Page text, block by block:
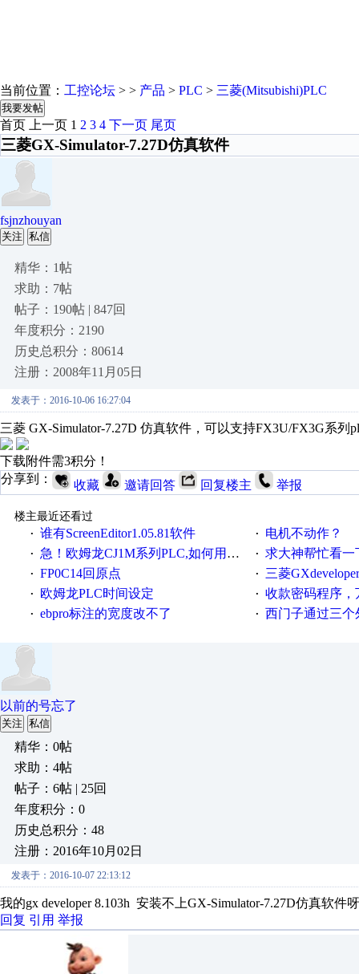
当前位置： 工控论坛 > > 产品 > PLC > 三菱(Mitsubishi)PLC
我要发帖
首页 上一页 1 2 3 4 下一页 尾页
三菱GX-Simulator-7.27D仿真软件
fsjnzhouyan
关注 私信
精华：1帖
求助：7帖
帖子：190帖 | 847回
年度积分：2190
历史总积分：80614
注册：2008年11月05日
发表于：2016-10-06 16:27:04
三菱 GX-Simulator-7.27D 仿真软件，可以支持FX3U/FX3G系列
下载附件需3积分！
分享到：
收藏 邀请回答 回复楼主 举报
楼主最近还看过
· 谁有ScreenEditor1.05.81软件 · 电机不动作？
· 急！欧姆龙CJ1M系列PLC,如何用时间控制变频器。要求时间在组态王中可以自由输入！拜托各位大神了！ · 求大神帮忙看一
· FP0C14回原点 · 三菱
· 欧姆龙PLC时间设定 · 收款密码程序
· ebpro标注的宽度改不了 · 西门子通过三个外
以前的号忘了
关注 私信
精华：0帖
求助：4帖
帖子：6帖 | 25回
年度积分：0
历史总积分：48
注册：2016年10月02日
发表于：2016-10-07 22:13:12
我的gx developer 8.103h 安装不上GX-Simulator-7.27D仿真软件
回复 引用 举报